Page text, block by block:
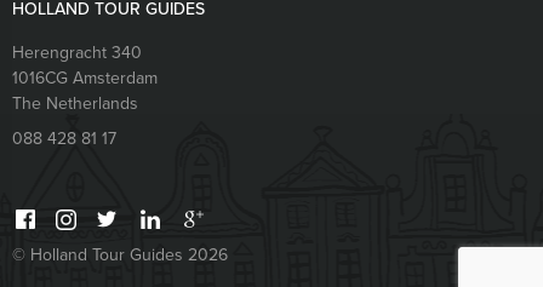
HOLLAND TOUR GUIDES
Herengracht 340
1016CG Amsterdam
The Netherlands
088 428 81 17
© Holland Tour Guides 2026